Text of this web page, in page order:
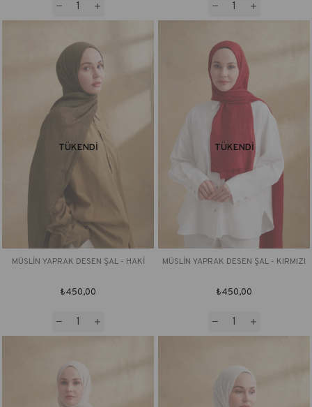
TÜKENDI
MÜSLİN YAPRAK DESEN ŞAL - HAKİ
₺450,00
TÜKENDI
MÜSLİN YAPRAK DESEN ŞAL - KIRMIZI
₺450,00